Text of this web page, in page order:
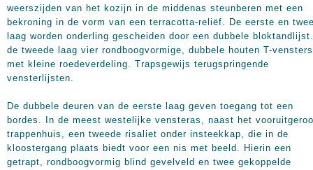
weerszijden van het kozijn in de middenas steunberen met een
bekroning in de vorm van een terracotta-reliëf. De eerste en
laag worden onderling gescheiden door een dubbele
de tweede laag vier rondboogvormige, dubbele houten T-vensters
met kleine roedeverdeling. Trapsgewijs terugspringende
vensterlijsten.
De dubbele deuren van de eerste laag geven toegang tot een
bordes. In de meest westelijke vensteras, naast het
trappenhuis, een tweede risaliet onder insteekkap, die in de
kloostergang plaats biedt voor een nis met beeld. Hierin een
getrapt, rondboogvormig blind gevelveld en twee gekoppelde